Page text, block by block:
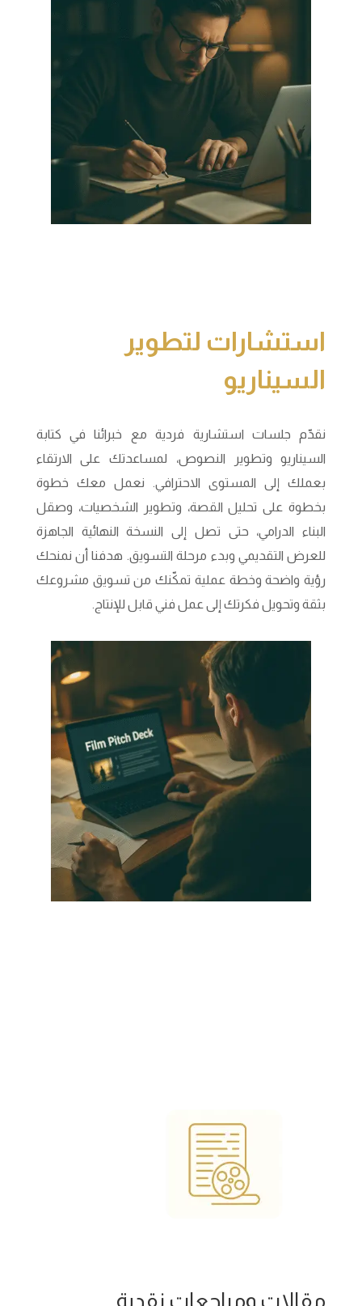
استشارات لتطوير
السيناريو
نقدّم جلسات استشارية فردية مع خبرائنا في كتابة
السيناريو وتطوير النصوص، لمساعدتك على الارتقاء
بعملك إلى المستوى الاحترافي. نعمل معك خطوة
بخطوة على تحليل القصة، وتطوير الشخصيات، وصقل
البناء الدرامي، حتى تصل إلى النسخة النهائية الجاهزة
للعرض التقديمي وبدء مرحلة التسويق. هدفنا أن نمنحك
رؤية واضحة وخطة عملية تمكّنك من تسويق مشروعك
بثقة وتحويل فكرتك إلى عمل فني قابل للإنتاج.
مقالات ومراجعات نقدية